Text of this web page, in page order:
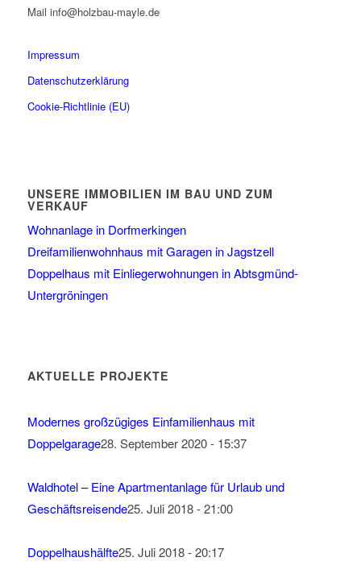
Mail info@holzbau-mayle.de
Impressum
Datenschutzerklärung
Cookie-Richtlinie (EU)
UNSERE IMMOBILIEN IM BAU UND ZUM
VERKAUF
Wohnanlage in Dorfmerkingen
Dreifamilienwohnhaus mit Garagen in Jagstzell
Doppelhaus mit Einliegerwohnungen in Abtsgmünd-
Untergröningen
AKTUELLE PROJEKTE
Modernes großzügiges Einfamilienhaus mit
Doppelgarage28. September 2020 - 15:37
Waldhotel – Eine Apartmentanlage für Urlaub und
Geschäftsreisende25. Juli 2018 - 21:00
Doppelhaushälfte25. Juli 2018 - 20:17